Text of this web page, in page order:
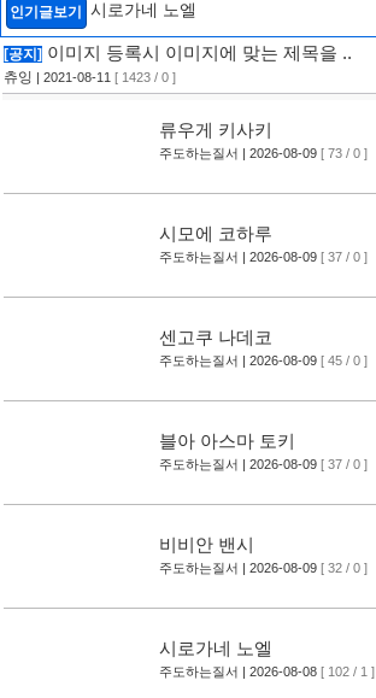
인기글보기 시로가네 노엘
[공지] 이미지 등록시 이미지에 맞는 제목을 ..
츄잉 | 2021-08-11 [ 1423 / 0 ]
류우게 키사키
주도하는질서 | 2026-08-09 [ 73 / 0 ]
시모에 코하루
주도하는질서 | 2026-08-09 [ 37 / 0 ]
센고쿠 나데코
주도하는질서 | 2026-08-09 [ 45 / 0 ]
블아 아스마 토키
주도하는질서 | 2026-08-09 [ 37 / 0 ]
비비안 밴시
주도하는질서 | 2026-08-09 [ 32 / 0 ]
시로가네 노엘
주도하는질서 | 2026-08-08 [ 102 / 1 ]